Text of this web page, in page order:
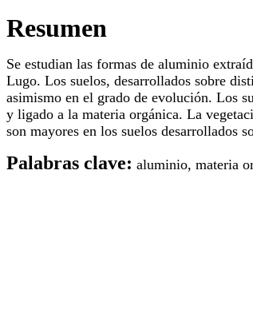
Resumen
Se estudian las formas de aluminio
Lugo. Los suelos, desarrollados sobre
asimismo en el grado de evolución. Los
y ligado a la materia orgánica. La
son mayores en los suelos desarrollados
Palabras clave: aluminio, materia